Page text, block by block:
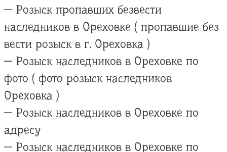
— Розыск пропавших безвести
наследников в Ореховке ( пропавшие без
вести розыск в г. Ореховка )
— Розыск наследников в Ореховке по
фото ( фото розыск наследников
Ореховка )
— Розыск наследников в Ореховке по
адресу
— Розыск наследников в Ореховке по